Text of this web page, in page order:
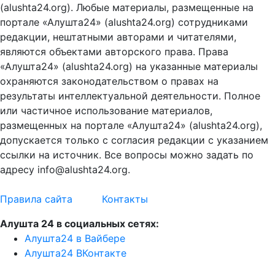
(alushta24.org). Любые материалы, размещенные на
портале «Алушта24» (alushta24.org) сотрудниками
редакции, нештатными авторами и читателями,
являются объектами авторского права. Права
«Алушта24» (alushta24.org) на указанные материалы
охраняются законодательством о правах на
результаты интеллектуальной деятельности. Полное
или частичное использование материалов,
размещенных на портале «Алушта24» (alushta24.org),
допускается только с согласия редакции с указанием
ссылки на источник. Все вопросы можно задать по
адресу info@alushta24.org.
Правила сайта
Контакты
Алушта 24 в социальных сетях:
Алушта24 в Вайбере
Алушта24 ВКонтакте